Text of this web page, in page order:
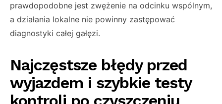
prawdopodobne jest zwężenie na odcinku wspólnym,
a działania lokalne nie powinny zastępować
diagnostyki całej gałęzi.
Najczęstsze błędy przed
wyjazdem i szybkie testy